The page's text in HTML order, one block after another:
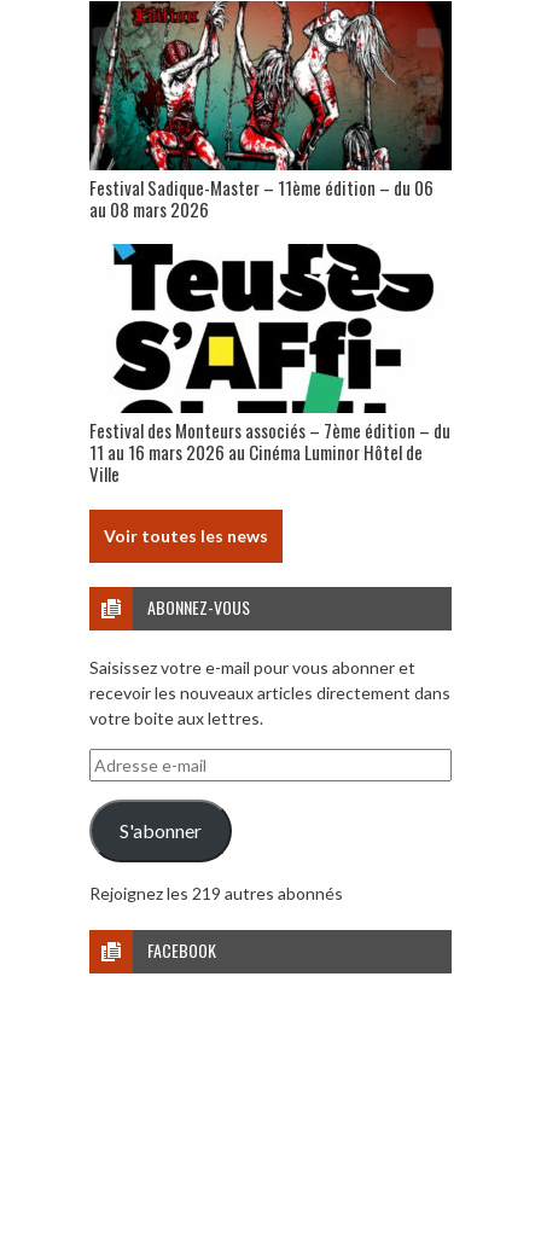
Festival Sadique-Master – 11ème édition – du 06
au 08 mars 2026
Festival des Monteurs associés – 7ème édition – du
11 au 16 mars 2026 au Cinéma Luminor Hôtel de
Ville
Voir toutes les news
ABONNEZ-VOUS
Saisissez votre e-mail pour vous abonner et
recevoir les nouveaux articles directement dans
votre boite aux lettres.
Adresse
e-
mail
S'abonner
Rejoignez les 219 autres abonnés
FACEBOOK